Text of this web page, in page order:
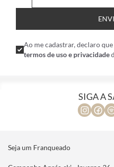
Ao me cadastrar, declaro
termos de uso e privacidade
SIGA A
Seja um Franqueado